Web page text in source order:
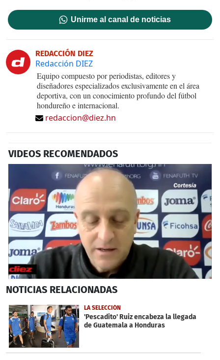
Unirme al canal de noticias
REDACCIÓN DIEZ
Redacción DIEZ
Equipo compuesto por periodistas, editores y
diseñadores especializados exclusivamente en el área
deportiva, con un conocimiento profundo del fútbol
hondureño e internacional.
redaccion@diez.hn
VIDEOS RECOMENDADOS
seconds
48
seconds
NOTICIAS RELACIONADAS
LA SELECCIÓN
'Pescadito' Ruiz encabeza la llegada
de Guatemala a Honduras